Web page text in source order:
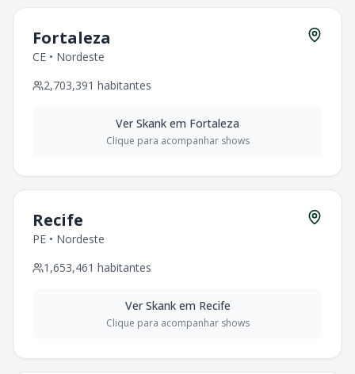
Fortaleza
CE • Nordeste
2,703,391 habitantes
VerSkank em Fortaleza
Clique para acompanhar shows
Recife
PE • Nordeste
1,653,461 habitantes
VerSkankem Recife
Clique para acompanhar shows